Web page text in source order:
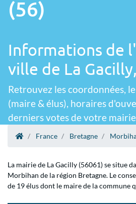
(56)
Informations de
ville de La
Retrouvez les coordonnées,
(maire & élus), horaires
derniers votes de votre
France Bretagne
La mairie de La Gacilly (56061) se situe
Morbihan de la région Bretagne. Le
de 19 élus dont le maire de la commune